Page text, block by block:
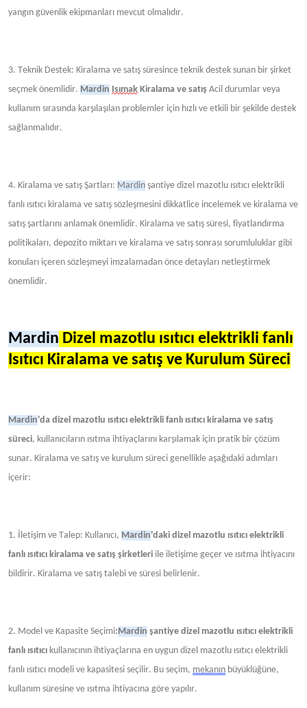
yangın güvenlik ekipmanları mevcut olmalıdır.
3. Teknik Destek: Kiralama ve satış süresince teknik destek sunan bir şirket
seçmek önemlidir. Mardin Isımak Kiralama ve satış Acil durumlar veya
kullanım sırasında karşılaşılan problemler için hızlı ve etkili bir şekilde destek
sağlanmalıdır.
4. Kiralama ve satış Şartları: Mardin şantiye dizel mazotlu ısıtıcı elektrikli
fanlı ısıtıcı kiralama ve satış sözleşmesini dikkatlice incelemek ve kiralama ve
satış şartlarını anlamak önemlidir. Kiralama ve satış süresi, fiyatlandırma
politikaları, depozito miktarı ve kiralama ve satış sonrası sorumluluklar gibi
konuları içeren sözleşmeyi imzalamadan önce detayları netleştirmek
önemlidir.
Mardin Dizel mazotlu ısıtıcı elektrikli fanlı
Isıtıcı Kiralama ve satış ve Kurulum Süreci
Mardin'da dizel mazotlu ısıtıcı elektrikli fanlı ısıtıcı kiralama ve satış
süreci, kullanıcıların ısıtma ihtiyaçlarını karşılamak için pratik bir çözüm
sunar. Kiralama ve satış ve kurulum süreci genellikle aşağıdaki adımları
içerir:
1. İletişim ve Talep: Kullanıcı, Mardin'daki dizel mazotlu ısıtıcı elektrikli
fanlı ısıtıcı kiralama ve satış şirketleri ile iletişime geçer ve ısıtma ihtiyacını
bildirir. Kiralama ve satış talebi ve süresi belirlenir.
2. Model ve Kapasite Seçimi:Mardin şantiye dizel mazotlu ısıtıcı elektrikli
fanlı ısıtıcı kullanıcının ihtiyaçlarına en uygun dizel mazotlu ısıtıcı elektrikli
fanlı ısıtıcı modeli ve kapasitesi seçilir. Bu seçim, mekanın büyüklüğüne,
kullanım süresine ve ısıtma ihtiyacına göre yapılır.